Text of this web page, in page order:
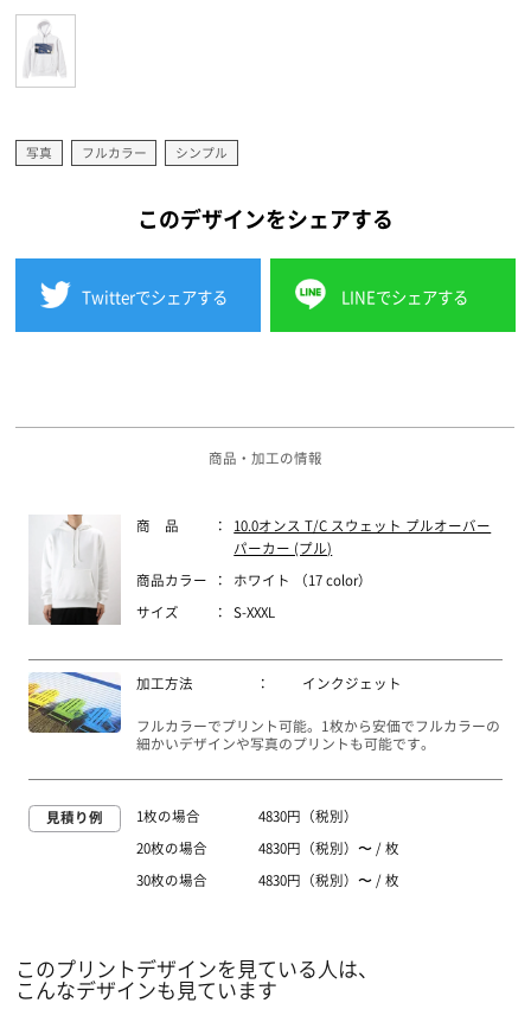
写真 フルカラー シンプル
このデザインをシェアする
Twitterでシェアする LINEでシェアする
商品・加工の情報
商 品 ：
10.0オンス T/C スウェット プルオーバー
パーカー (プル)
商品カラー ： ホワイト （17 color）
サイズ ： S-XXXL
加工方法 ： インクジェット
フルカラーでプリント可能。1枚から安価でフルカラーの
細かいデザインや写真のプリントも可能です。
見積り例 1枚の場合 4830円（税別）
20枚の場合 4830円（税別）〜 / 枚
30枚の場合 4830円（税別）〜 / 枚
このプリントデザインを見ている人は、
こんなデザインも見ています